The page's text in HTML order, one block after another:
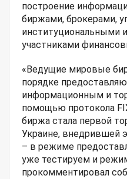
построение
биржами, брокерами,
институциональными
участниками
«Ведущие мировые
порядке
информационным и
помощью протокола
биржа стала первой
Украине, внедрившей
– в режиме
уже тестируем и
прокомментировал